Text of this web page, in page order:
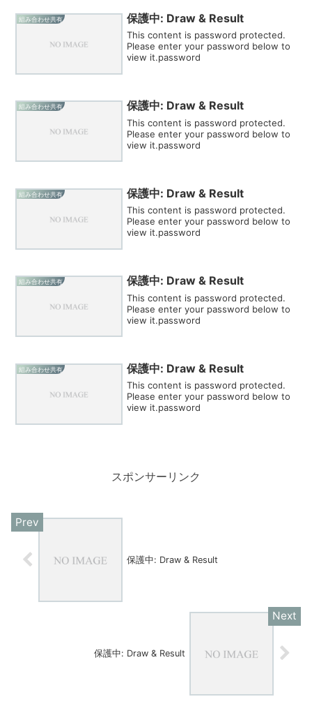
組み合わせ共有 保護中: Draw & Result
This content is password protected.
Please enter your password below to
view it.password
組み合わせ共有 保護中: Draw & Result
This content is password protected.
Please enter your password below to
view it.password
組み合わせ共有 保護中: Draw & Result
This content is password protected.
Please enter your password below to
view it.password
組み合わせ共有 保護中: Draw & Result
This content is password protected.
Please enter your password below to
view it.password
組み合わせ共有 保護中: Draw & Result
This content is password protected.
Please enter your password below to
view it.password
スポンサーリンク
保護中: Draw & Result
保護中: Draw & Result